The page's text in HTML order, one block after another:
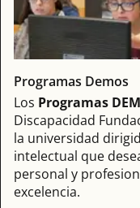
Programas Demos
Los Programas
Discapacidad
la universidad
intelectual que
personal y
excelencia.